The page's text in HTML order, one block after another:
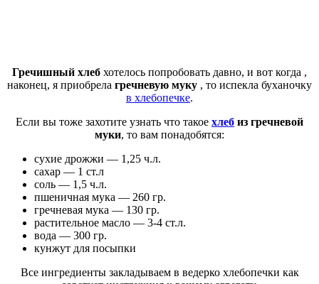
Гречишный хлеб хотелось попробовать давно, и вот когда ,
наконец, я приобрела гречневую муку , то испекла буханочку
в хлебопечке.
Если вы тоже захотите узнать что такое хлеб из гречневой
муки, то вам понадобятся:
сухие дрожжи — 1,25 ч.л.
сахар — 1 ст.л
соль — 1,5 ч.л.
пшеничная мука — 260 гр.
гречневая мука — 130 гр.
растительное масло — 3-4 ст.л.
вода — 300 гр.
кунжут для посыпки
Все ингредиенты закладываем в ведерко хлебопечки как